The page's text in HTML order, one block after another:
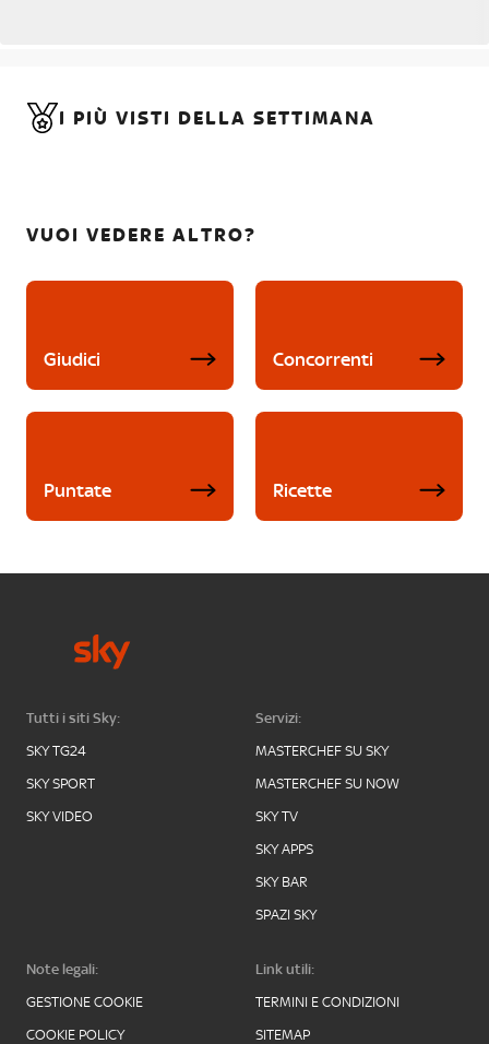
I PIÙ VISTI DELLA SETTIMANA
VUOI VEDERE ALTRO?
Giudici Concorrenti
Puntate Ricette
Tutti i siti Sky:
SKY TG24
SKY SPORT
SKY VIDEO
Servizi:
MASTERCHEF SU SKY
MASTERCHEF SU NOW
SKY TV
SKY APPS
SKY BAR
SPAZI SKY
Note legali:
GESTIONE COOKIE
COOKIE POLICY
Link utili:
TERMINI E CONDIZIONI
SITEMAP